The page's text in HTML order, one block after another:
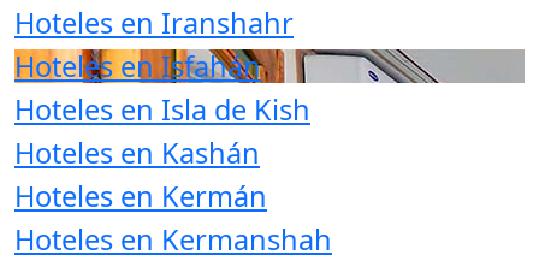
Hoteles en Iranshahr
Hoteles en Isfahán
Hoteles en Isla de Kish
Hoteles en Kashán
Hoteles en Kermán
Hoteles en Kermanshah